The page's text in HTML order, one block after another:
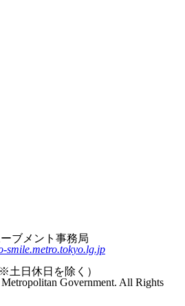
ブメント事務局
smile.metro.tokyo.lg.jp
土日休日を除く）
Government. All Rights